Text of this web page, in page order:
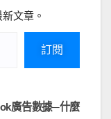
文章。
訂閱
廣告數據─什麼